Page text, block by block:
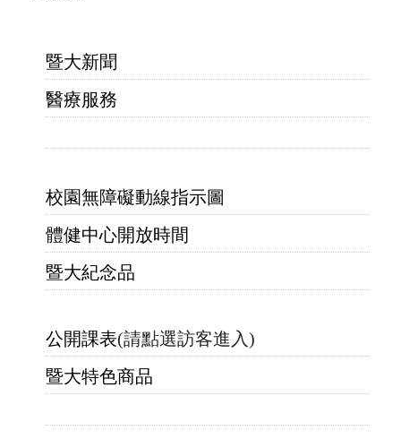
暨大新聞
醫療服務
校園無障礙動線指示圖
體健中心開放時間
暨大紀念品
公開課表(請點選訪客進入)
暨大特色商品